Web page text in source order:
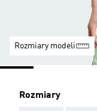
Rozmiary modeli
Rozmiary